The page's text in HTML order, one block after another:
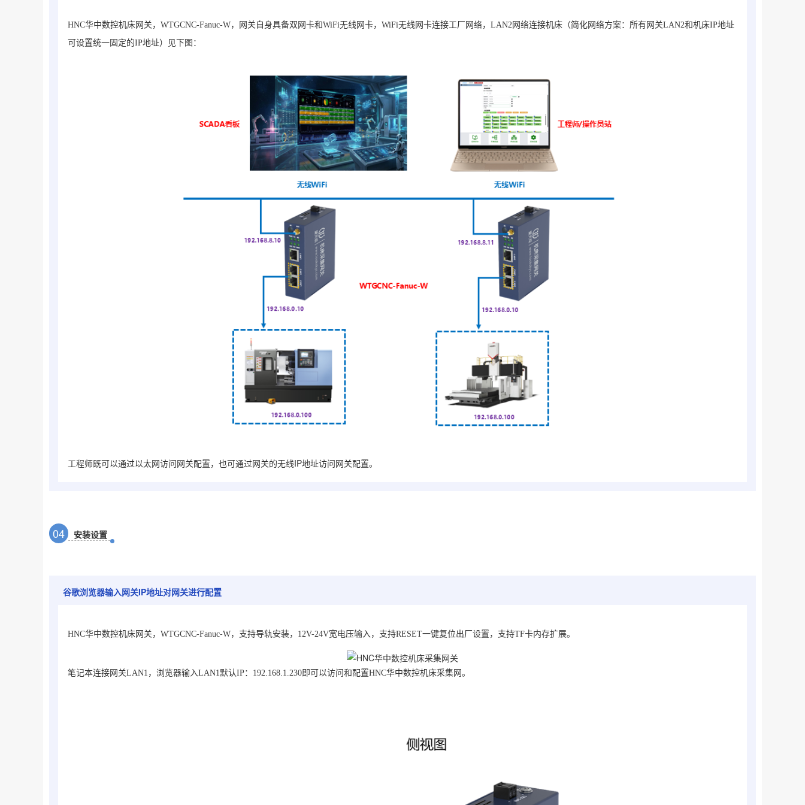
HNC华中数控机床网关，WTGCNC-Fanuc-W，网关自身具备双网卡和WiFi无线网卡，WiFi无线网卡连接工厂网络，LAN2网络连接机床（简化网络方案：所有网关LAN2和机床IP地址
可设置统一固定的IP地址）见下图：
工程师既可以通过以太网访问网关配置，也可通过网关的无线IP地址访问网关配置。
04 安装设置
谷歌浏览器输入网关IP地址对网关进行配置
HNC华中数控机床网关，WTGCNC-Fanuc-W，支持导轨安装，12V-24V宽电压输入，支持RESET一键复位出厂设置，支持TF卡内存扩展。
笔记本连接网关LAN1，浏览器输入LAN1默认IP：192.168.1.230即可以访问和配置HNC华中数控机床采集网。